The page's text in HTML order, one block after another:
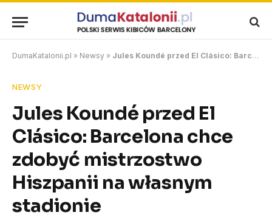
DumaKatalonii.pl » Newsy » Jules Koundé przed El Clásico: Barcelona chce zdobyć mistrzostwo Hiszpanii na własnym stadionie
NEWSY
Jules Koundé przed El
Clásico: Barcelona chce
zdobyć mistrzostwo
Hiszpanii na własnym
stadionie